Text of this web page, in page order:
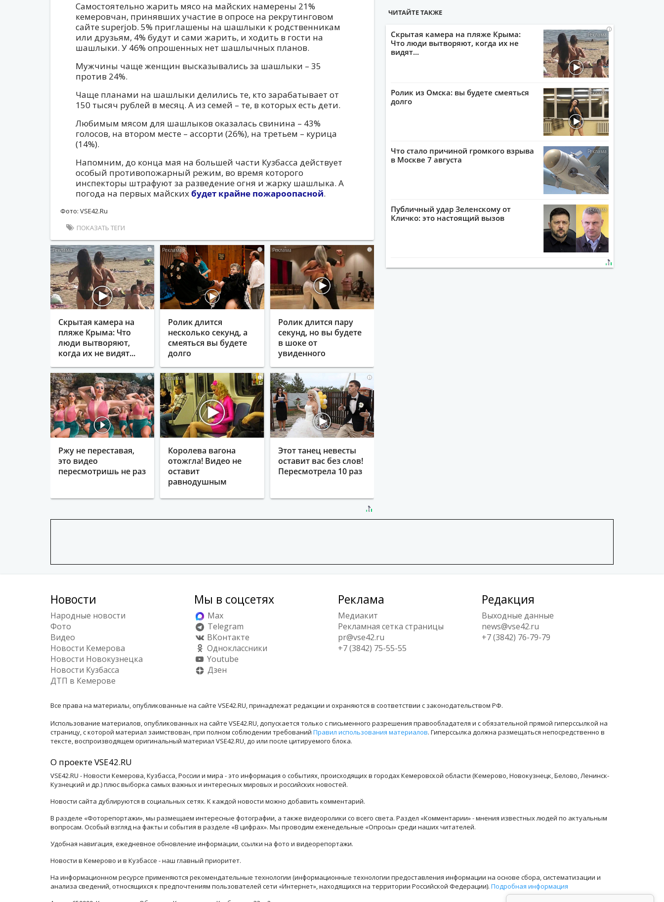
Самостоятельно жарить мясо на майских намерены 21%
кемеровчан, принявших участие в опросе на рекрутинговом
сайте superjob. 5% приглашены на шашлыки к родственникам
или друзьям, 4% будут и сами жарить, и ходить в гости на
шашлыки. У 46% опрошенных нет шашлычных планов.
Мужчины чаще женщин высказывались за шашлыки – 35
против 24%.
Чаще планами на шашлыки делились те, кто зарабатывает от
150 тысяч рублей в месяц. А из семей – те, в которых есть дети.
Любимым мясом для шашлыков оказалась свинина – 43%
голосов, на втором месте – ассорти (26%), на третьем – курица
(14%).
Напомним, до конца мая на большей части Кузбасса действует
особый противопожарный режим, во время которого
инспекторы штрафуют за разведение огня и жарку шашлыка. А
погода на первых майскихбудет крайне пожароопасной.
Фото: VSE42.Ru
ПОКАЗАТЬ ТЕГИ
i
Скрытая камера на
пляже Крыма: Что
люди вытворяют,
когда их не видят...
i
Ролик длится
несколько секунд, а
смеяться вы будете
долго
i
Ролик длится пару
секунд, но вы будете
в шоке от
увиденного
i
Ржу не переставая,
это видео
пересмотришь не раз
i
Королева вагона
отожгла! Видео не
оставит
равнодушным
i
Этот танец невесты
оставит вас без слов!
Пересмотрела 10 раз
ЧИТАЙТЕ ТАКЖЕ
i
Скрытая камера на пляже Крыма:
Что люди вытворяют, когда их не
видят...
i
Ролик из Омска: вы будете смеяться
долго
i
Что стало причиной громкого взрыва
в Москве 7 августа
i
Публичный удар Зеленскому от
Кличко: это настоящий вызов
Новости
Народные новости
Фото
Видео
Новости Кемерова
Новости Новокузнецка
Новости Кузбасса
ДТП в Кемерове
Мы в соцсетях
Max
Telegram
ВКонтакте
Одноклассники
Youtube
Дзен
Реклама
Медиакит
Рекламная сетка страницы
pr@vse42.ru
+7 (3842) 75-55-55
Редакция
Выходные данные
news@vse42.ru
+7 (3842) 76-79-79
Все права на материалы, опубликованные на сайте VSE42.RU, принадлежат редакции и охраняются в соответствии с законодательством РФ.
Использование материалов, опубликованных на сайте VSE42.RU, допускается только с письменного разрешения правообладателя и с обязательной прямой гиперссылкой на
страницу, с которой материал заимствован, при полном соблюдении требований Правил использования материалов. Гиперссылка должна размещаться непосредственно в
тексте, воспроизводящем оригинальный материал VSE42.RU, до или после цитируемого блока.
О проекте VSE42.RU
VSE42.RU - Новости Кемерова, Кузбасса, России и мира - это информация о событиях, происходящих в городах Кемеровской области (Кемерово, Новокузнецк, Белово, Ленинск-
Кузнецкий и др.) плюс выборка самых важных и интересных мировых и российских новостей.
Новости сайта дублируются в социальных сетях. К каждой новости можно добавить комментарий.
В разделе «Фоторепортажи», мы размещаем интересные фотографии, а также видеоролики со всего света. Раздел «Комментарии» - мнения известных людей по актуальным
вопросам. Особый взгляд на факты и события в разделе «В цифрах». Мы проводим еженедельные «Опросы» среди наших читателей.
Удобная навигация, ежедневное обновление информации, ссылки на фото и видеорепортажи.
Новости в Кемерово и в Кузбассе - наш главный приоритет.
На информационном ресурсе применяются рекомендательные технологии (информационные технологии предоставления информации на основе сбора, систематизации и
анализа сведений, относящихся к предпочтениям пользователей сети «Интернет», находящихся на территории Российской Федерации). Подробная информация